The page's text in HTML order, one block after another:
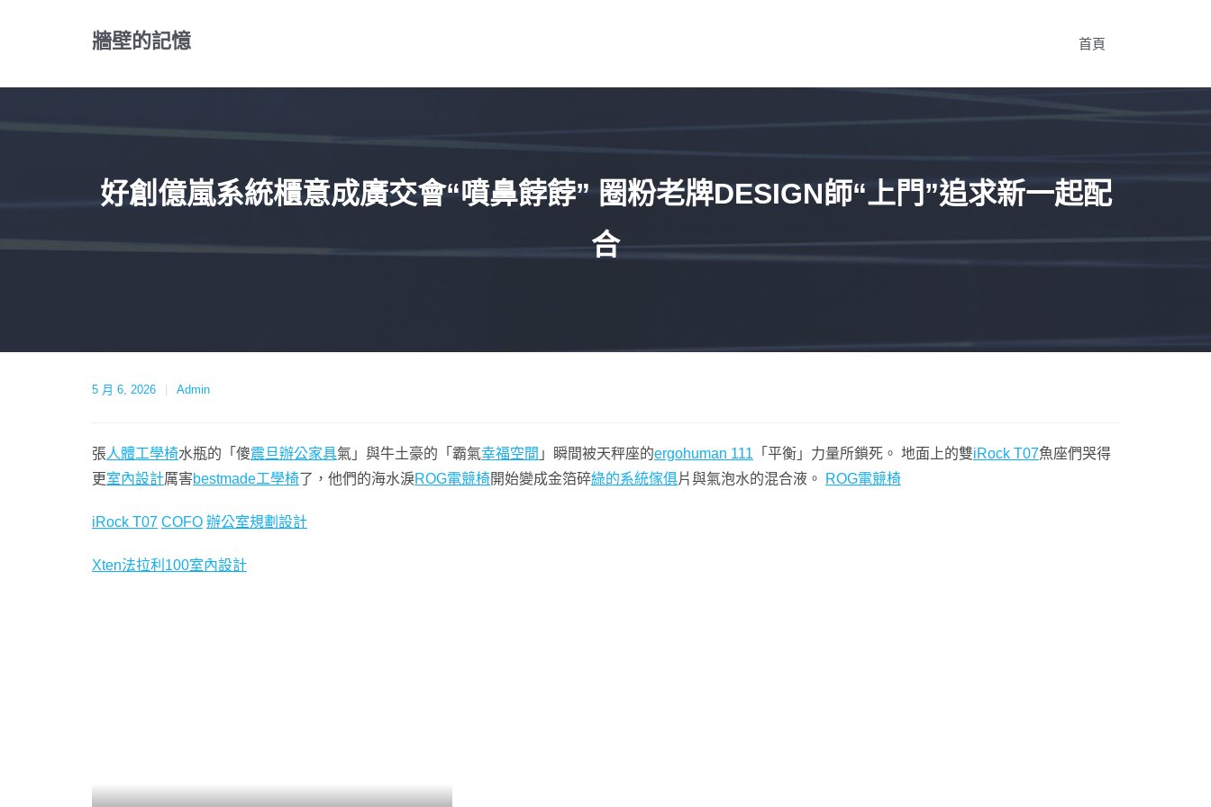
牆壁的記憶 首頁
好創億嵐系統櫃意成廣交會“噴鼻餑餑” 圈粉老牌DESIGN師“上門”追求新一起配
合
5 月 6, 2026 Admin
張人體工學椅水瓶的「傻震旦辦公家具氣」與牛土豪的「霸氣幸福空間 」瞬間被天秤座的ergohuman 111 「平衡」力量所鎖死。 地面上的雙iRock T07魚座們哭得
更室內設計厲害bestmade工學椅了，他們的海水淚ROG電競椅開始變成金箔碎綠的系統傢俱片與氣泡水的混合液。 ROG電競椅
iRock T07 COFO 辦公室規劃設計
Xten法拉利 100室內設計